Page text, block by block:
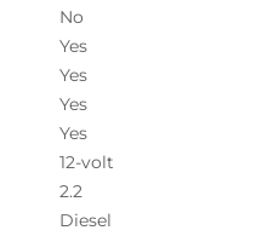
No
Yes
Yes
Yes
Yes
12-volt
2.2
Diesel